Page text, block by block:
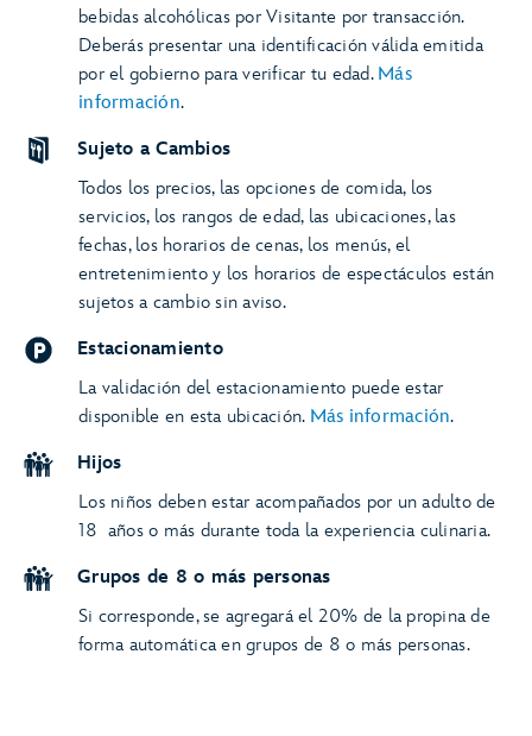
bebidas alcohólicas por Visitante por transacción.
Deberás presentar una identificación válida emitida
por el gobierno para verificar tu edad. Más
información.
Sujeto a Cambios
Todos los precios, las opciones de comida, los
servicios, los rangos de edad, las ubicaciones, las
fechas, los horarios de cenas, los menús, el
entretenimiento y los horarios de espectáculos están
sujetos a cambio sin aviso.
Estacionamiento
La validación del estacionamiento puede estar
disponible en esta ubicación. Más información.
Hijos
Los niños deben estar acompañados por un adulto de
18 años o más durante toda la experiencia culinaria.
Grupos de 8 o más personas
Si corresponde, se agregará el 20% de la propina de
forma automática en grupos de 8 o más personas.